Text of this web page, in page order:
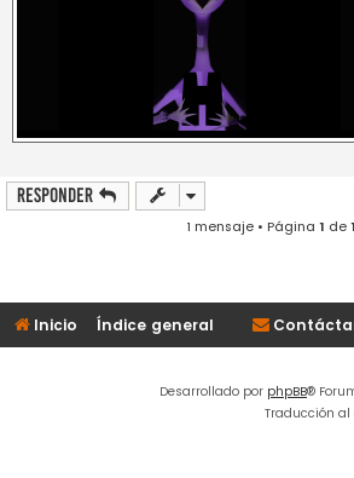
Responder
1 mensaje • Página 1 de1
Inicio Índice general
Desarrollado por phpBB®
Traducción